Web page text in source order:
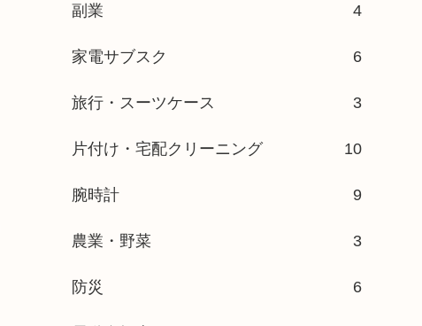
副業 4
家電サブスク 6
旅行・スーツケース 3
片付け・宅配クリーニング 10
腕時計 9
農業・野菜 3
防災 6